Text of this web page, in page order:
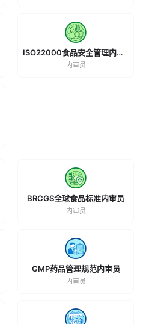
ISO22000食品安全管理内审员
内审员
BRCGS全球食品标准内审员
内审员
GMP药品管理规范内审员
内审员